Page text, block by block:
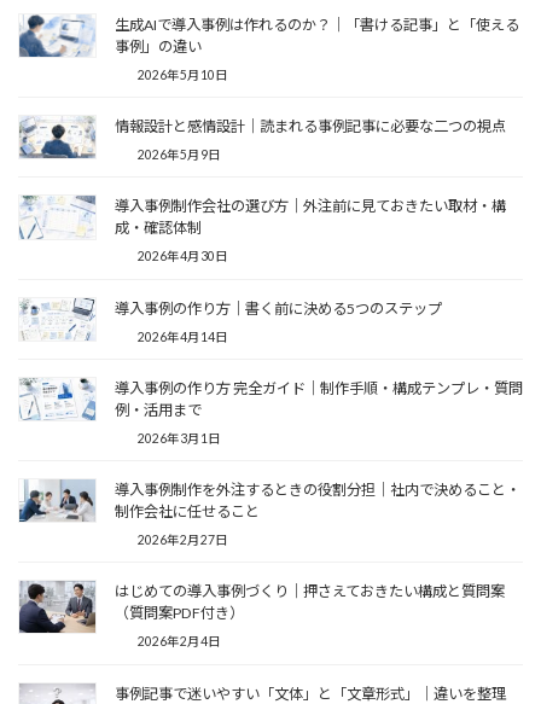
生成AIで導入事例は作れるのか？｜「書ける記事」と「使える
事例」の違い
2026年5月10日
情報設計と感情設計｜読まれる事例記事に必要な二つの視点
2026年5月9日
導入事例制作会社の選び方｜外注前に見ておきたい取材・構
成・確認体制
2026年4月30日
導入事例の作り方｜書く前に決める5つのステップ
2026年4月14日
導入事例の作り方 完全ガイド｜制作手順・構成テンプレ・質問
例・活用まで
2026年3月1日
導入事例制作を外注するときの役割分担｜社内で決めること・
制作会社に任せること
2026年2月27日
はじめての導入事例づくり｜押さえておきたい構成と質問案
（質問案PDF付き）
2026年2月4日
事例記事で迷いやすい「文体」と「文章形式」｜違いを整理